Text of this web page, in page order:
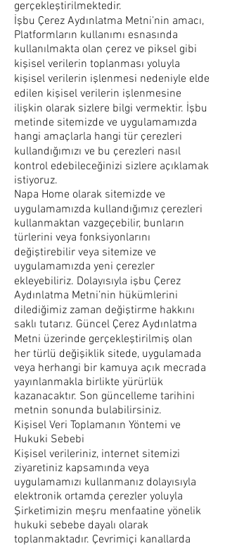
gerçekleştirilmektedir.
İşbu Çerez Aydınlatma Metni’nin amacı,
Platformların kullanımı esnasında
kullanılmakta olan çerez ve piksel gibi
kişisel verilerin toplanması yoluyla
kişisel verilerin işlenmesi nedeniyle elde
edilen kişisel verilerin işlenmesine
ilişkin olarak sizlere bilgi vermektir. İşbu
metinde sitemizde ve uygulamamızda
hangi amaçlarla hangi tür çerezleri
kullandığımızı ve bu çerezleri nasıl
kontrol edebileceğinizi sizlere açıklamak
istiyoruz.
Napa Home olarak sitemizde ve
uygulamamızda kullandığımız çerezleri
kullanmaktan vazgeçebilir, bunların
türlerini veya fonksiyonlarını
değiştirebilir veya sitemize ve
uygulamamızda yeni çerezler
ekleyebiliriz. Dolayısıyla işbu Çerez
Aydınlatma Metni’nin hükümlerini
dilediğimiz zaman değiştirme hakkını
saklı tutarız. Güncel Çerez Aydınlatma
Metni üzerinde gerçekleştirilmiş olan
her türlü değişiklik sitede, uygulamada
veya herhangi bir kamuya açık mecrada
yayınlanmakla birlikte yürürlük
kazanacaktır. Son güncelleme tarihini
metnin sonunda bulabilirsiniz.
Kişisel Veri Toplamanın Yöntemi ve
Hukuki Sebebi
Kişisel verileriniz, internet sitemizi
ziyaretiniz kapsamında veya
uygulamamızı kullanmanız dolayısıyla
elektronik ortamda çerezler yoluyla
Şirketimizin meşru menfaatine yönelik
hukuki sebebe dayalı olarak
toplanmaktadır. Çevrimiçi kanallarda